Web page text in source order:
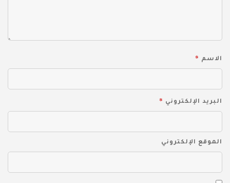
الاسم *
البريد الإلكتروني *
الموقع الإلكتروني